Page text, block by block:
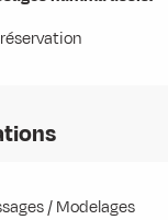
/ Modelages